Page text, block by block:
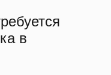
в